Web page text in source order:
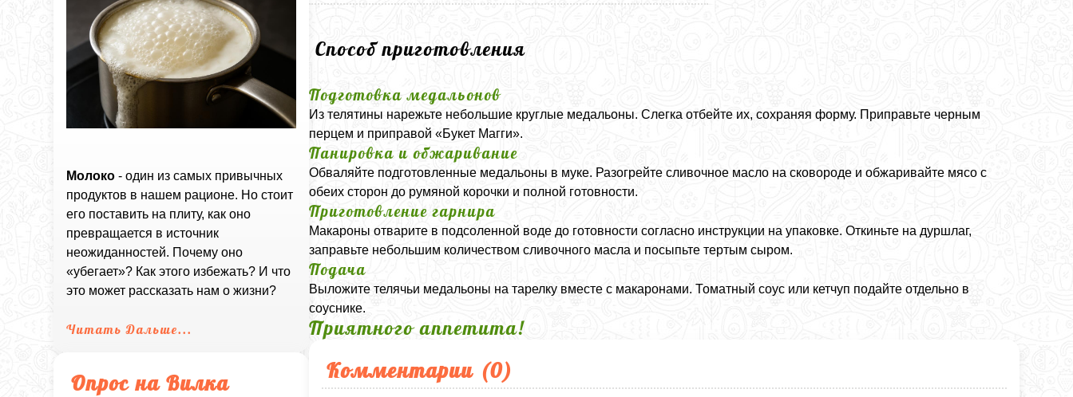
Молоко - один из самых привычных
продуктов в нашем рационе. Но стоит
его поставить на плиту, как оно
превращается в источник
неожиданностей. Почему оно
«убегает»? Как этого избежать? И что
это может рассказать нам о жизни?
Читать Дальше...
Опрос на Вилка
Способ приготовления
Подготовка медальонов
Из телятины нарежьте небольшие круглые медальоны. Слегка отбейте их, сохраняя форму. Приправьте черным
перцем и приправой «Букет Магги».
Панировка и обжаривание
Обваляйте подготовленные медальоны в муке. Разогрейте сливочное масло на сковороде и обжаривайте мясо с
обеих сторон до румяной корочки и полной готовности.
Приготовление гарнира
Макароны отварите в подсоленной воде до готовности согласно инструкции на упаковке. Откиньте на дуршлаг,
заправьте небольшим количеством сливочного масла и посыпьте тертым сыром.
Подача
Выложите телячьи медальоны на тарелку вместе с макаронами. Томатный соус или кетчуп подайте отдельно в
соуснике.
Приятного аппетита!
Комментарии (0)